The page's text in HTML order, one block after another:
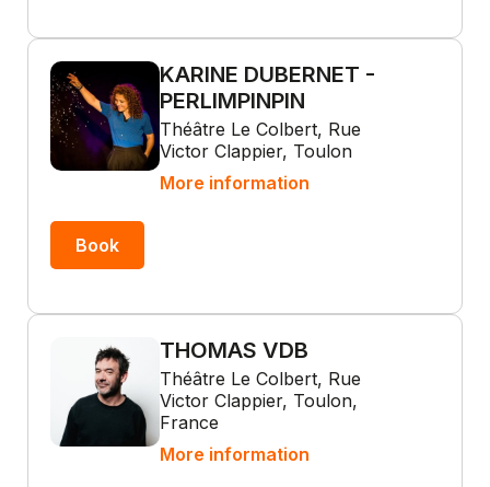
KARINE DUBERNET -
PERLIMPINPIN
Théâtre Le Colbert, Rue
Victor Clappier, Toulon
More information
Book
THOMAS VDB
Théâtre Le Colbert, Rue
Victor Clappier, Toulon,
France
More information